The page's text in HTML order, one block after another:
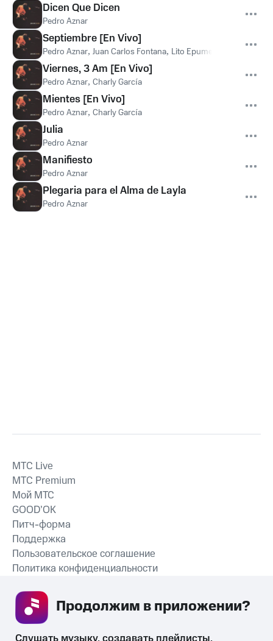
Dicen Que Dicen
Pedro Aznar
Septiembre [En Vivo]
Pedro Aznar, Juan Carlos Fontana, Lito Epumer
Viernes, 3 Am [En Vivo]
Pedro Aznar, Charly García
Mientes [En Vivo]
Pedro Aznar, Charly García
Julia
Pedro Aznar
Manifiesto
Pedro Aznar
Plegaria para el Alma de Layla
Pedro Aznar
СКАЧАТЬ ПРИЛОЖЕНИЕ
MTС Live
MTС Premium
Мой МТС
GOOD’OK
Питч-форма
Поддержка
Пользовательское соглашение
Политика конфиденциальности